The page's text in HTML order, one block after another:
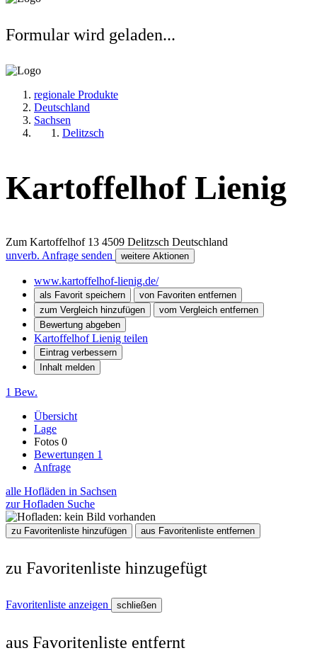
Formular wird geladen...
regionale Produkte
Deutschland
Sachsen
Delitzsch
Kartoffelhof Lienig
Zum Kartoffelhof 13 4509 Delitzsch Deutschland
unverb. Anfrage senden
weitere Aktionen
www.kartoffelhof-lienig.de/
als Favorit speichern
von Favoriten entfernen
zum Vergleich hinzufügen
vom Vergleich entfernen
Bewertung abgeben
Kartoffelhof Lienig teilen
Eintrag verbessern
Inhalt melden
1 Bew.
Übersicht
Lage
Fotos 0
Bewertungen 1
Anfrage
alle Hofläden in Sachsen
zur Hofladen Suche
zu Favoritenliste hinzufügen aus Favoritenliste entfernen
zu Favoritenliste hinzugefügt
Favoritenliste anzeigen schließen
aus Favoritenliste entfernt